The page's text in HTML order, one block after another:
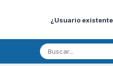
¿Usuario